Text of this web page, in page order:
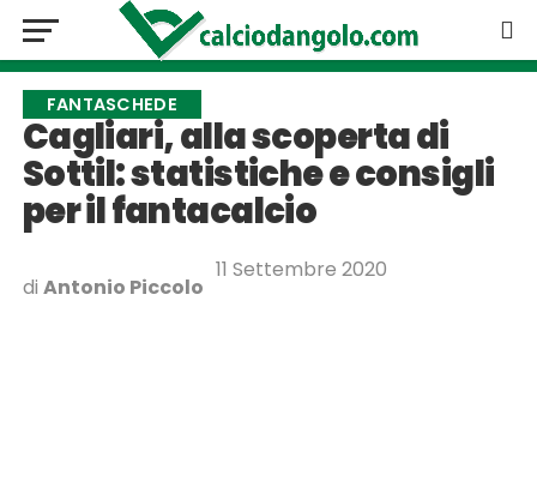
FANTASCHEDE
Cagliari, alla scoperta di
Sottil: statistiche e consigli
per il fantacalcio
di Antonio Piccolo
11 Settembre 2020